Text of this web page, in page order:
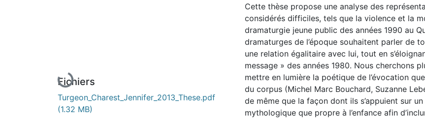
En cours de chargement...
Fichiers
Turgeon_Charest_Jennifer_2013_These.pdf
(1.32 MB)
Cette thèse propose une analyse des
considérés difficiles, tels que la violence et la
dramaturgie jeune public des années 1990 au
dramaturges de l’époque souhaitent parler de
une relation égalitaire avec lui, tout en
message » des années 1980. Nous cherchons
mettre en lumière la poétique de l’évocation
du corpus (Michel Marc Bouchard, Suzanne
de même que la façon dont ils s’appuient sur
mythologique que propre à l’enfance afin